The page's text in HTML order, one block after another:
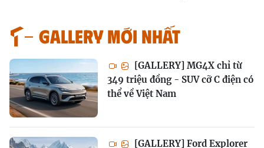
GALLERY MỚI NHẤT
[GALLERY] MG4X chỉ từ
349 triệu đồng - SUV cỡ C điện có
thể về Việt Nam
[GALLERY] Ford Explorer